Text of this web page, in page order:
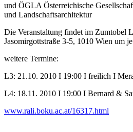
und ÖGLA Österreichische
und Landschaftsarchitektur
Die Veranstaltung findet im Zumtobel
Jasomirgottstraße 3-5, 1010 Wien um
weitere Termine:
L3: 21.10. 2010 I 19:00 I freilich I
L4: 18.11. 2010 I 19:00 I Bernard &
www.rali.boku.ac.at/16317.html